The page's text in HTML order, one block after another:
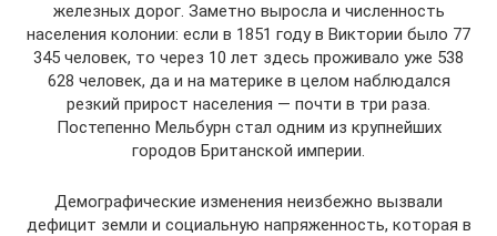
железных дорог. Заметно выросла и численность
населения колонии: если в 1851 году в Виктории было 77
345 человек, то через 10 лет здесь проживало уже 538
628 человек, да и на материке в целом наблюдался
резкий прирост населения — почти в три раза.
Постепенно Мельбурн стал одним из крупнейших
городов Британской империи.
Демографические изменения неизбежно вызвали
дефицит земли и социальную напряженность, которая в